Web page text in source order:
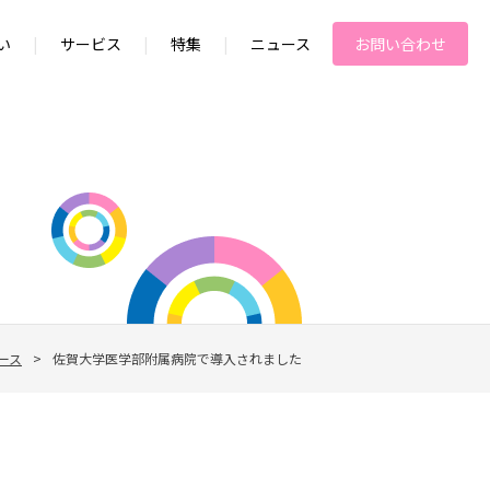
| サービス | 特集 | ニュース お問い合わせ
ス > 佐賀大学医学部附属病院で導入されました